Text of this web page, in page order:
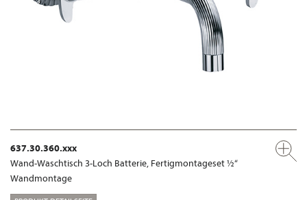
637.30.360.xxx
Wand-Waschtisch 3-Loch Batterie, Fertigmontageset ½“
Wandmontage